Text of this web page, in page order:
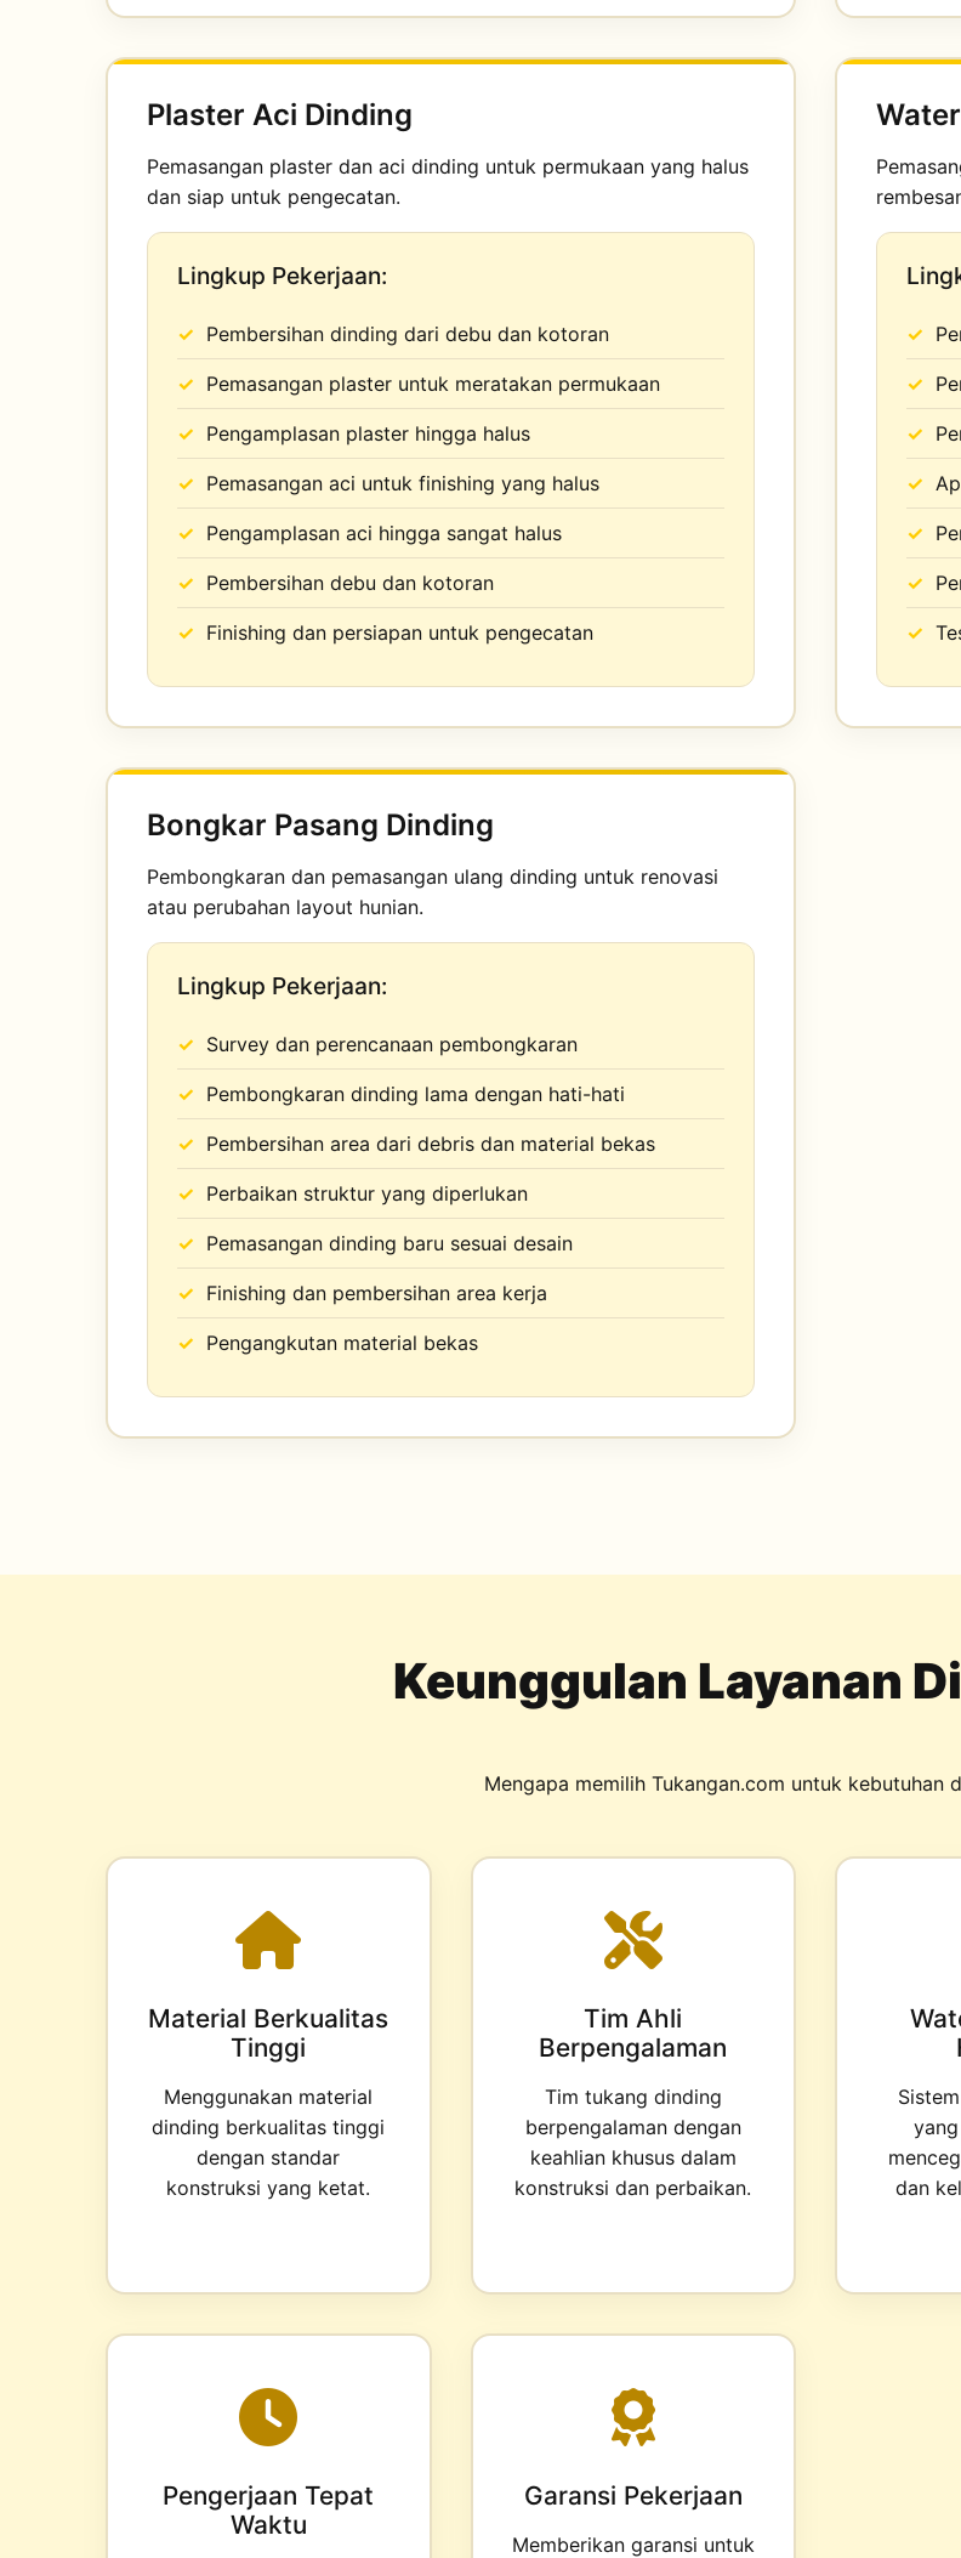
Plaster Aci Dinding
Pemasangan plaster dan aci dinding untuk permukaan yang halus
dan siap untuk pengecatan.
Lingkup Pekerjaan:
Pembersihan dinding dari debu dan kotoran
Pemasangan plaster untuk meratakan permukaan
Pengamplasan plaster hingga halus
Pemasangan aci untuk finishing yang halus
Pengamplasan aci hingga sangat halus
Pembersihan debu dan kotoran
Finishing dan persiapan untuk pengecatan
Bongkar Pasang Dinding
Pembongkaran dan pemasangan ulang dinding untuk renovasi
atau perubahan layout hunian.
Lingkup Pekerjaan:
Survey dan perencanaan pembongkaran
Pembongkaran dinding lama dengan hati-hati
Pembersihan area dari debris dan material bekas
Perbaikan struktur yang diperlukan
Pemasangan dinding baru sesuai desain
Finishing dan pembersihan area kerja
Pengangkutan material bekas
Keunggulan Layanan
Mengapa memilih Tukangan.com untuk kebutuhan
Material Berkualitas
Tinggi
Menggunakan material
dinding berkualitas tinggi
dengan standar
konstruksi yang ketat.
Tim Ahli
Berpengalaman
Tim tukang dinding
berpengalaman dengan
keahlian khusus dalam
konstruksi dan perbaikan.
dan
Pengerjaan Tepat
Waktu
Garansi Pekerjaan
Memberikan garansi untuk